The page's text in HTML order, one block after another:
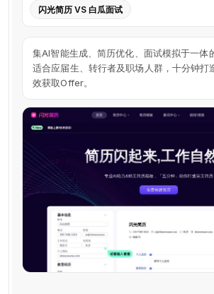
闪光简历 VS 白瓜面试
集AI智能生成、简历优化、面试模拟于一体
适合应届生、转行者及职场人群，十分钟打
效获取Offer。